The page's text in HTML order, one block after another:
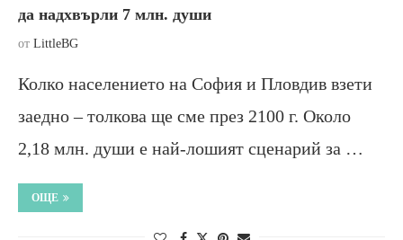
да надхвърли 7 млн. души
от LittleBG
Колко населението на София и Пловдив взети
заедно – толкова ще сме през 2100 г. Около
2,18 млн. души е най-лошият сценарий за …
ОЩЕ